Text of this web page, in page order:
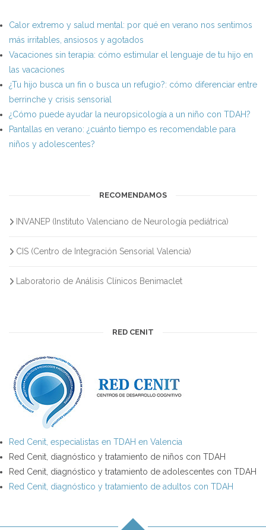
Calor extremo y salud mental: por qué en verano nos sentimos
más irritables, ansiosos y agotados
Vacaciones sin terapia: cómo estimular el lenguaje de tu hijo en
las vacaciones
¿Tu hijo busca un fin o busca un refugio?: cómo diferenciar entre
berrinche y crisis sensorial
¿Cómo puede ayudar la neuropsicología a un niño con TDAH?
Pantallas en verano: ¿cuánto tiempo es recomendable para
niños y adolescentes?
RECOMENDAMOS
INVANEP (Instituto Valenciano de Neurología pediátrica)
CIS (Centro de Integración Sensorial Valencia)
Laboratorio de Análisis Clínicos Benimaclet
RED CENIT
Red Cenit, especialistas en TDAH en Valencia
Red Cenit, diagnóstico y tratamiento de niños con TDAH
Red Cenit, diagnóstico y tratamiento de adolescentes con TDAH
Red Cenit, diagnóstico y tratamiento de adultos con TDAH